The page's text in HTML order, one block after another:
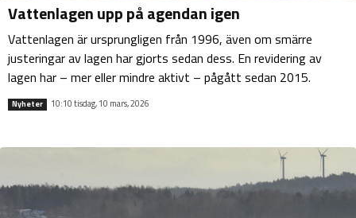
Vattenlagen upp på agendan igen
Vattenlagen är ursprungligen från 1996, även om smärre
justeringar av lagen har gjorts sedan dess. En revidering av
lagen har – mer eller mindre aktivt – pågått sedan 2015.
Nyheter 10:10 tisdag, 10 mars, 2026